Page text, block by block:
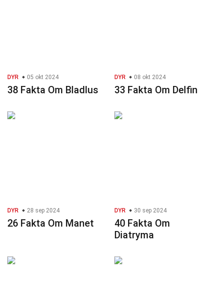
DYR 05 okt 2024
38 Fakta Om Bladlus
DYR 08 okt 2024
33 Fakta Om Delfin
DYR 28 sep 2024
26 Fakta Om Manet
DYR 30 sep 2024
40 Fakta Om
Diatryma